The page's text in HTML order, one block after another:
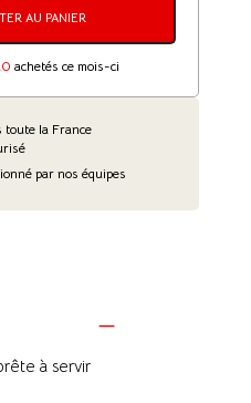
AU PANIER
achetés ce mois-ci
toute la France
par nos équipes
à servir